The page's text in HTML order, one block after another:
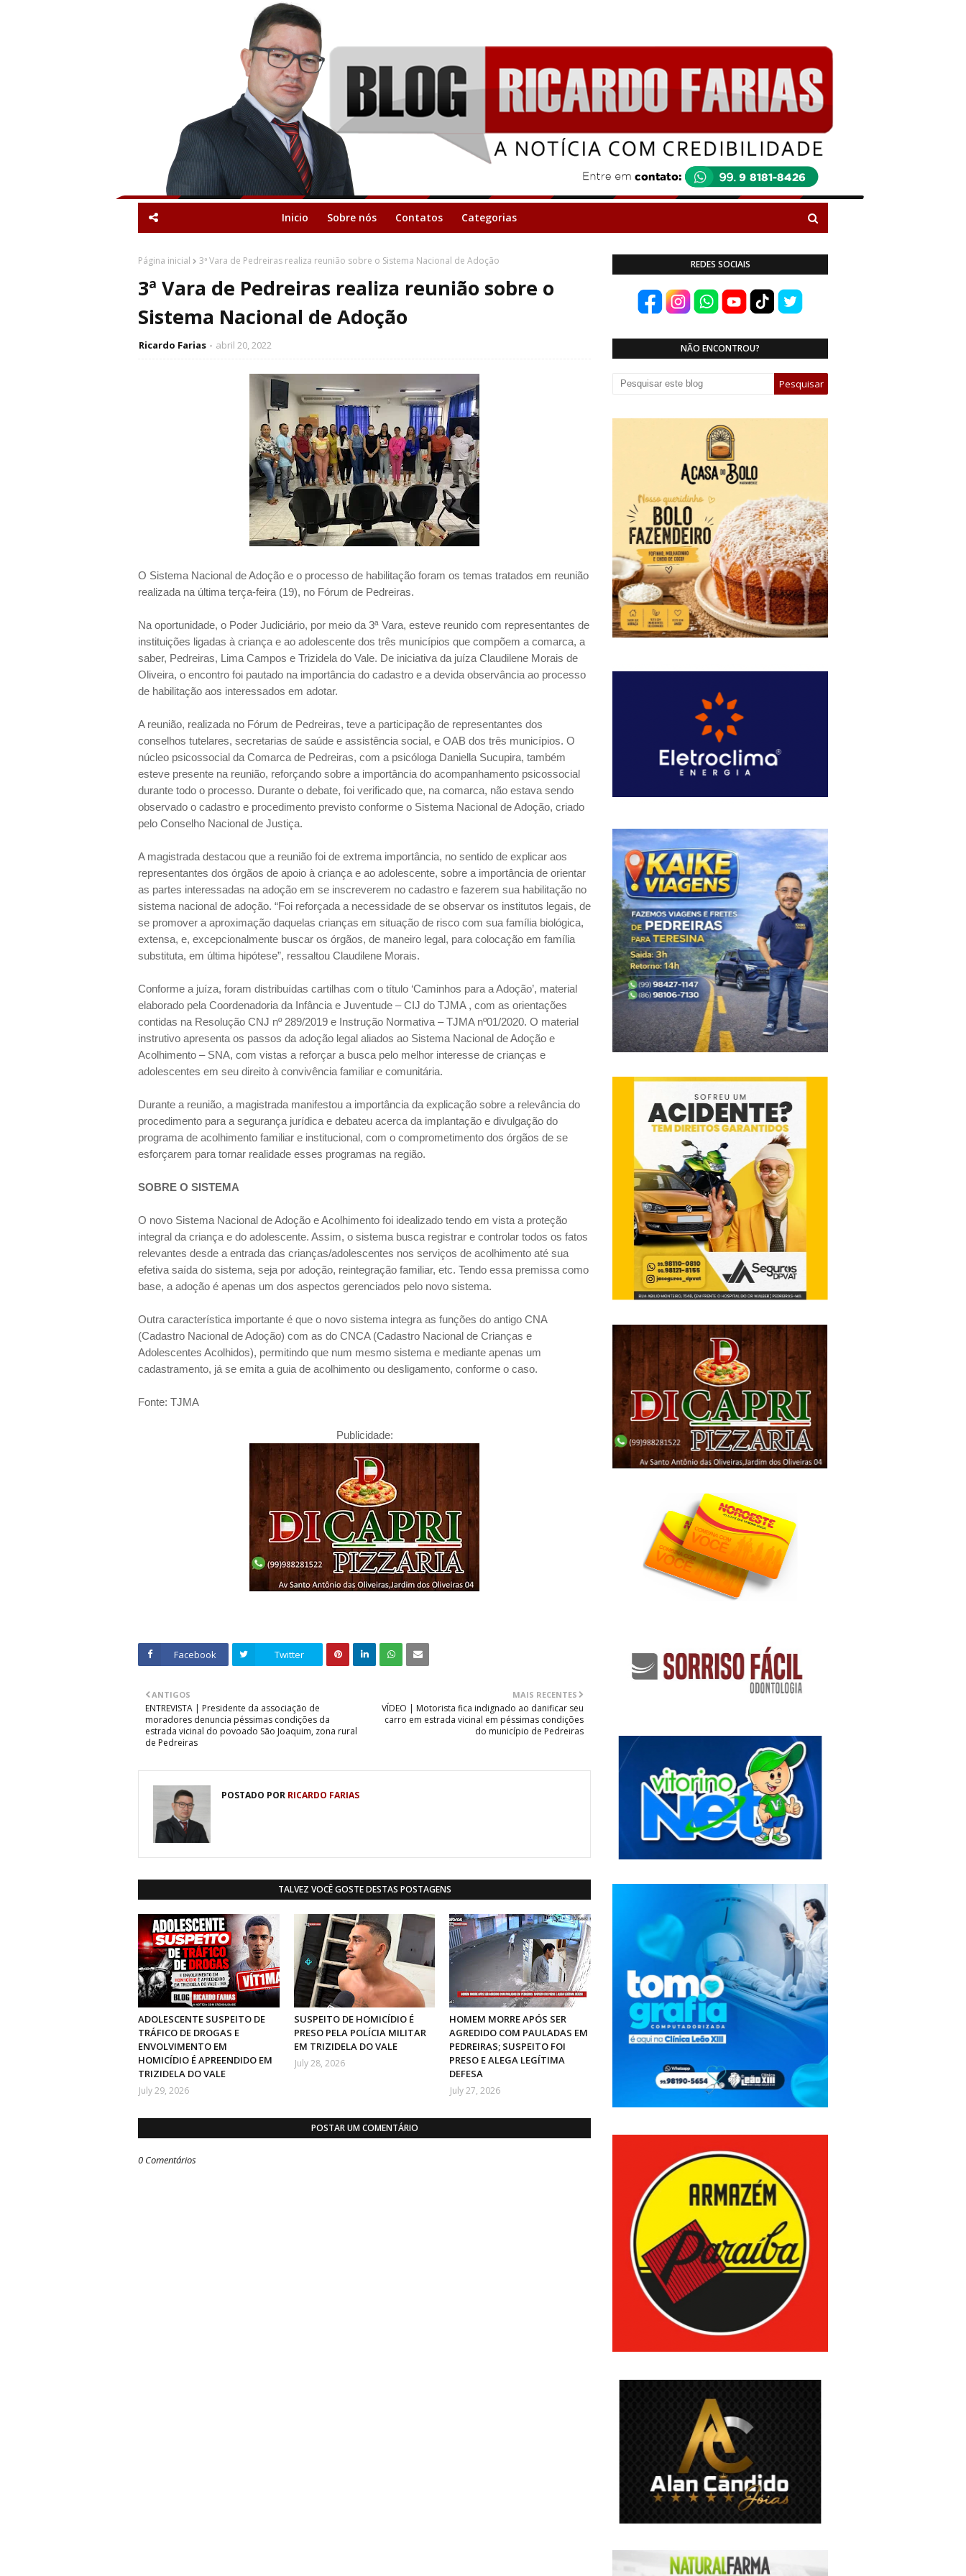
Inicio Sobre nós Contatos Categorias
Página inicial 3ª Vara de Pedreiras realiza reunião sobre o Sistema Nacional de Adoção
3ª Vara de Pedreiras realiza reunião sobre o
Sistema Nacional de Adoção
Ricardo Farias abril 20, 2022
O Sistema Nacional de Adoção e o processo de habilitação foram os temas tratados em reunião
realizada na última terça-feira (19), no Fórum de Pedreiras.
Na oportunidade, o Poder Judiciário, por meio da 3ª Vara, esteve reunido com representantes de
instituições ligadas à criança e ao adolescente dos três municípios que compõem a comarca, a
saber, Pedreiras, Lima Campos e Trizidela do Vale. De iniciativa da juíza Claudilene Morais de
Oliveira, o encontro foi pautado na importância do cadastro e a devida observância ao processo
de habilitação aos interessados em adotar.
A reunião, realizada no Fórum de Pedreiras, teve a participação de representantes dos
conselhos tutelares, secretarias de saúde e assistência social, e OAB dos três municípios. O
núcleo psicossocial da Comarca de Pedreiras, com a psicóloga Daniella Sucupira, também
esteve presente na reunião, reforçando sobre a importância do acompanhamento psicossocial
durante todo o processo. Durante o debate, foi verificado que, na comarca, não estava sendo
observado o cadastro e procedimento previsto conforme o Sistema Nacional de Adoção, criado
pelo Conselho Nacional de Justiça.
A magistrada destacou que a reunião foi de extrema importância, no sentido de explicar aos
representantes dos órgãos de apoio à criança e ao adolescente, sobre a importância de orientar
as partes interessadas na adoção em se inscreverem no cadastro e fazerem sua habilitação no
sistema nacional de adoção. “Foi reforçada a necessidade de se observar os institutos legais, de
se promover a aproximação daquelas crianças em situação de risco com sua família biológica,
extensa, e, excepcionalmente buscar os órgãos, de maneiro legal, para colocação em família
substituta, em última hipótese”, ressaltou Claudilene Morais.
Conforme a juíza, foram distribuídas cartilhas com o título ‘Caminhos para a Adoção’, material
elaborado pela Coordenadoria da Infância e Juventude – CIJ do TJMA , com as orientações
contidas na Resolução CNJ nº 289/2019 e Instrução Normativa – TJMA nº01/2020. O material
instrutivo apresenta os passos da adoção legal aliados ao Sistema Nacional de Adoção e
Acolhimento – SNA, com vistas a reforçar a busca pelo melhor interesse de crianças e
adolescentes em seu direito à convivência familiar e comunitária.
Durante a reunião, a magistrada manifestou a importância da explicação sobre a relevância do
procedimento para a segurança jurídica e debateu acerca da implantação e divulgação do
programa de acolhimento familiar e institucional, com o comprometimento dos órgãos de se
esforçarem para tornar realidade esses programas na região.
SOBRE O SISTEMA
O novo Sistema Nacional de Adoção e Acolhimento foi idealizado tendo em vista a proteção
integral da criança e do adolescente. Assim, o sistema busca registrar e controlar todos os fatos
relevantes desde a entrada das crianças/adolescentes nos serviços de acolhimento até sua
efetiva saída do sistema, seja por adoção, reintegração familiar, etc. Tendo essa premissa como
base, a adoção é apenas um dos aspectos gerenciados pelo novo sistema.
Outra característica importante é que o novo sistema integra as funções do antigo CNA
(Cadastro Nacional de Adoção) com as do CNCA (Cadastro Nacional de Crianças e
Adolescentes Acolhidos), permitindo que num mesmo sistema e mediante apenas um
cadastramento, já se emita a guia de acolhimento ou desligamento, conforme o caso.
Fonte: TJMA
Publicidade:
Facebook Twitter
MAIS RECENTES
VÍDEO | Motorista fica indignado ao danificar seu
carro em estrada vicinal em péssimas condições
do município de Pedreiras
ANTIGOS
ENTREVISTA | Presidente da associação de
moradores denuncia péssimas condições da
estrada vicinal do povoado São Joaquim, zona rural
de Pedreiras
POSTADO POR RICARDO FARIAS
TALVEZ VOCÊ GOSTE DESTAS POSTAGENS
ADOLESCENTE SUSPEITO DE
TRÁFICO DE DROGAS E
ENVOLVIMENTO EM
HOMICÍDIO É APREENDIDO EM
TRIZIDELA DO VALE
July 29, 2026
SUSPEITO DE HOMICÍDIO É
PRESO PELA POLÍCIA MILITAR
EM TRIZIDELA DO VALE
July 28, 2026
HOMEM MORRE APÓS SER
AGREDIDO COM PAULADAS EM
PEDREIRAS; SUSPEITO FOI
PRESO E ALEGA LEGÍTIMA
DEFESA
July 27, 2026
POSTAR UM COMENTÁRIO
0 Comentários
REDES SOCIAIS
NÃO ENCONTROU?